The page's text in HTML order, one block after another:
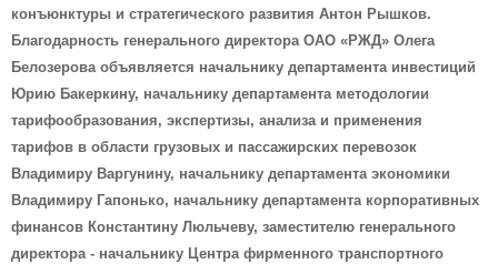
конъюнктуры и стратегического развития Антон Рышков.
Благодарность генерального директора ОАО «РЖД» Олега
Белозерова объявляется начальнику департамента инвестиций
Юрию Бакеркину, начальнику департамента методологии
тарифообразования, экспертизы, анализа и применения
тарифов в области грузовых и пассажирских перевозок
Владимиру Варгунину, начальнику департамента экономики
Владимиру Гапонько, начальнику департамента корпоративных
финансов Константину Люльчеву, заместителю генерального
директора - начальнику Центра фирменного транспортного